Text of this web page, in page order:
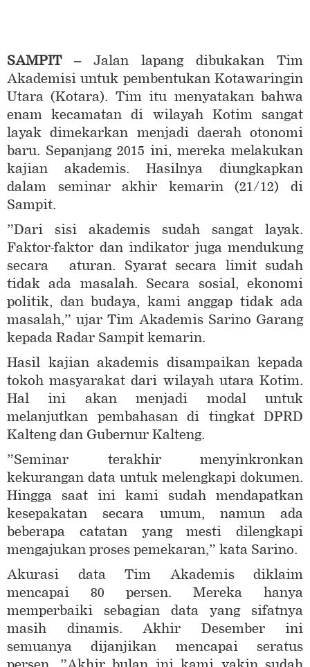
SAMPIT – Jalan lapang dibukakan Tim
Akademisi untuk pembentukan Kotawaringin
Utara (Kotara). Tim itu menyatakan bahwa
enam kecamatan di wilayah Kotim sangat
layak dimekarkan menjadi daerah otonomi
baru. Sepanjang 2015 ini, mereka melakukan
kajian akademis. Hasilnya diungkapkan
dalam seminar akhir kemarin (21/12) di
Sampit.
”Dari sisi akademis sudah sangat layak.
Faktor-faktor dan indikator juga mendukung
secara aturan. Syarat secara limit sudah
tidak ada masalah. Secara sosial, ekonomi
politik, dan budaya, kami anggap tidak ada
masalah,” ujar Tim Akademis Sarino Garang
kepada Radar Sampit kemarin.
Hasil kajian akademis disampaikan kepada
tokoh masyarakat dari wilayah utara Kotim.
Hal ini akan menjadi modal untuk
melanjutkan pembahasan di tingkat DPRD
Kalteng dan Gubernur Kalteng.
”Seminar terakhir menyinkronkan
kekurangan data untuk melengkapi dokumen.
Hingga saat ini kami sudah mendapatkan
kesepakatan secara umum, namun ada
beberapa catatan yang mesti dilengkapi
mengajukan proses pemekaran,” kata Sarino.
Akurasi data Tim Akademis diklaim
mencapai 80 persen. Mereka hanya
memperbaiki sebagian data yang sifatnya
masih dinamis. Akhir Desember ini
semuanya dijanjikan mencapai seratus